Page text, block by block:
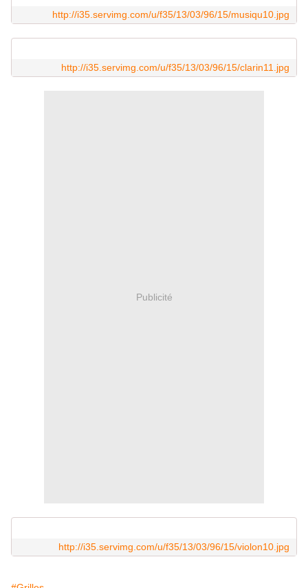
http://i35.servimg.com/u/f35/13/03/96/15/musiqu10.jpg
http://i35.servimg.com/u/f35/13/03/96/15/clarin11.jpg
Publicité
http://i35.servimg.com/u/f35/13/03/96/15/violon10.jpg